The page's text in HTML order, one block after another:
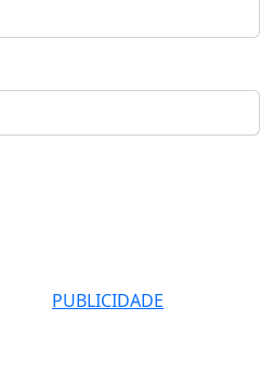
PUBLICIDADE